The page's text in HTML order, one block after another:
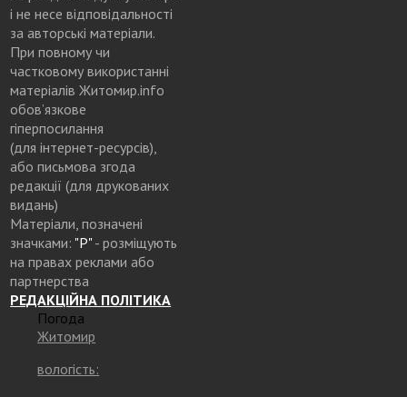
і не несе відповідальності
за авторські матеріали.
При повному чи
частковому використанні
матеріалів Житомир.info
обов’язкове
гіперпосилання
(для інтернет-ресурсів),
або письмова згода
редакції (для друкованих
видань)
Матеріали, позначені
значками: "Р"- розміщують
на правах реклами або
партнерства
РЕДАКЦІЙНА ПОЛІТИКА
Погода
Житомир
вологість: